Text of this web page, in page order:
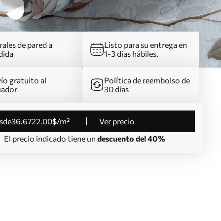
de pared a
Listo para su entrega en
1-3 días hábiles.
gratuito al
Política de reembolso de
30 días
36.6722.00$/m²
Ver precio
El precio indicado tiene un descuento del 40%